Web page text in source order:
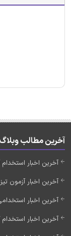
آخرین مطالب وبلاگ
آخرین اخبار استخدام آموزش
آخرین اخبار آزمون
آخرین اخبار استخدامی
آخرین اخبار استخدام کادر